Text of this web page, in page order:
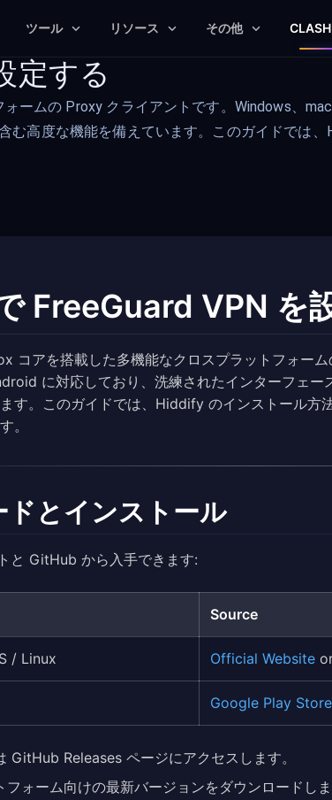
ツール リソース その他
定する
ームの Proxy クライアントです。Windows、
高度な機能を備えています。このガイドでは
FreeGuard VPN を
コアを搭載した多機能なクロスプラットフォー
に対応しており、洗練されたインターフェー
す。このガイドでは、Hiddify のインストール方
。
ドとインストール
と GitHub から入手できます:
Source
/ Linux Official Website
Google Play Store
GitHub Releases ページにアクセスします。
フォーム向けの最新バージョンをダウンロードしま